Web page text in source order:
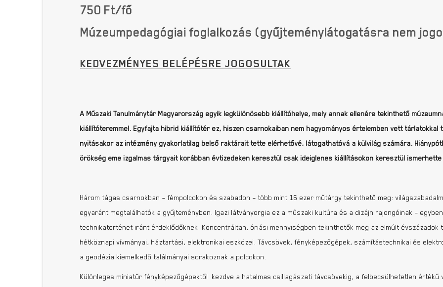
750 Ft/fő
Múzeumpedagógiai foglalkozás (gyűjteménylátogatásra nem
KEDVEZMÉNYES BELÉPÉSRE JOGOSULTAK
A Műszaki Tanulmánytár Magyarország egyik legkülönösebb kiállítóhelye, mely annak ellenére tekinthető
kiállítóteremmel. Egyfajta hibrid kiállítótér ez, hiszen csarnokaiban nem hagyományos értelemben vett tárlatokkal
nyitásakor az intézmény gyakorlatilag belső raktárait tette elérhetővé, látogathatóvá a külvilág számára.
örökség eme izgalmas tárgyait korábban évtizedeken keresztül csak ideiglenes kiállításokon keresztül ismerhette
Három tágas csarnokban – fémpolcokon és szabadon – több mint 16 ezer műtárgy tekinthető meg:
egyaránt megtalálhatók a gyűjteményben. Igazi látványorgia ez a műszaki kultúra és a dizájn rajongóinak –
technikatörténet iránt érdeklődőknek. Koncentráltan, óriási mennyiségben tekinthetők meg az elmúlt évszázadok
hétköznapi vívmányai, háztartási, elektronikai eszközei. Távcsövek, fényképezőgépek, számítástechnikai és
a geodézia kiemelkedő találmányai sorakoznak a polcokon.
Különleges miniatűr fényképezőgépektől kezdve a hatalmas csillagászati távcsövekig, a felbecsülhetetlen